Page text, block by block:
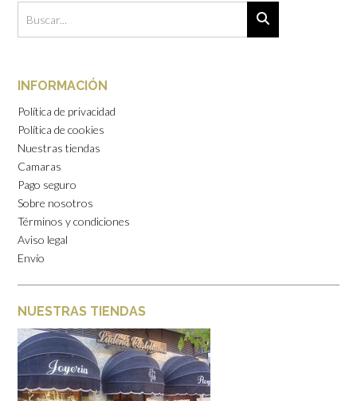
INFORMACIÓN
Política de privacidad
Política de cookies
Nuestras tiendas
Camaras
Pago seguro
Sobre nosotros
Términos y condiciones
Aviso legal
Envío
NUESTRAS TIENDAS